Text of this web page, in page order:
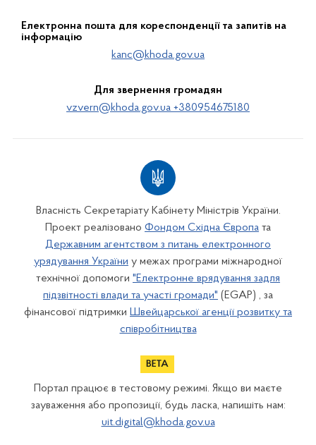
Електронна пошта для кореспонденції та запитів на
інформацію
kanc@khoda.gov.ua
Для звернення громадян
vzvern@khoda.gov.ua +380954675180
Власність Секретаріату Кабінету Міністрів України.
Проект реалізовано Фондом Східна Європа та
Державним агентством з питань електронного
урядування України у межах програми міжнародної
технічної допомоги "Електронне врядування задля
підзвітності влади та участі громади" (EGAP) , за
фінансової підтримки Швейцарської агенції розвитку та
співробітництва
Портал працює в тестовому режимі. Якщо ви маєте
зауваження або пропозиції, будь ласка, напишіть нам:
uit.digital@khoda.gov.ua